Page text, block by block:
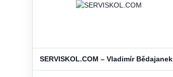
SERVISKOL.COM – Vladimír Bědajanek